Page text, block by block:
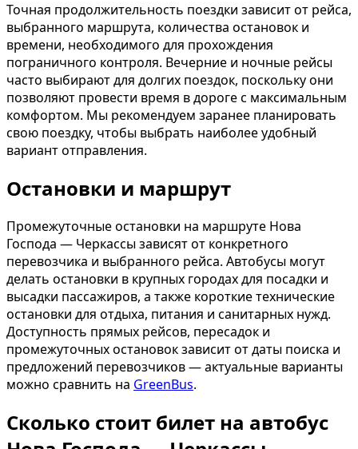
Точная продолжительность поездки зависит от рейса,
выбранного маршрута, количества остановок и
времени, необходимого для прохождения
пограничного контроля. Вечерние и ночные рейсы
часто выбирают для долгих поездок, поскольку они
позволяют провести время в дороге с максимальным
комфортом. Мы рекомендуем заранее планировать
свою поездку, чтобы выбрать наиболее удобный
вариант отправления.
Остановки и маршрут
Промежуточные остановки на маршруте Нова
Господа — Черкассы зависят от конкретного
перевозчика и выбранного рейса. Автобусы могут
делать остановки в крупных городах для посадки и
высадки пассажиров, а также короткие технические
остановки для отдыха, питания и санитарных нужд.
Доступность прямых рейсов, пересадок и
промежуточных остановок зависит от даты поиска и
предложений перевозчиков — актуальные варианты
можно сравнить на GreenBus.
Сколько стоит билет на автобус